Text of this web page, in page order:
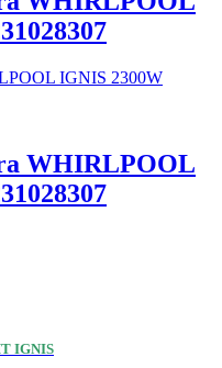
WHIRLPOOL
IGNIS